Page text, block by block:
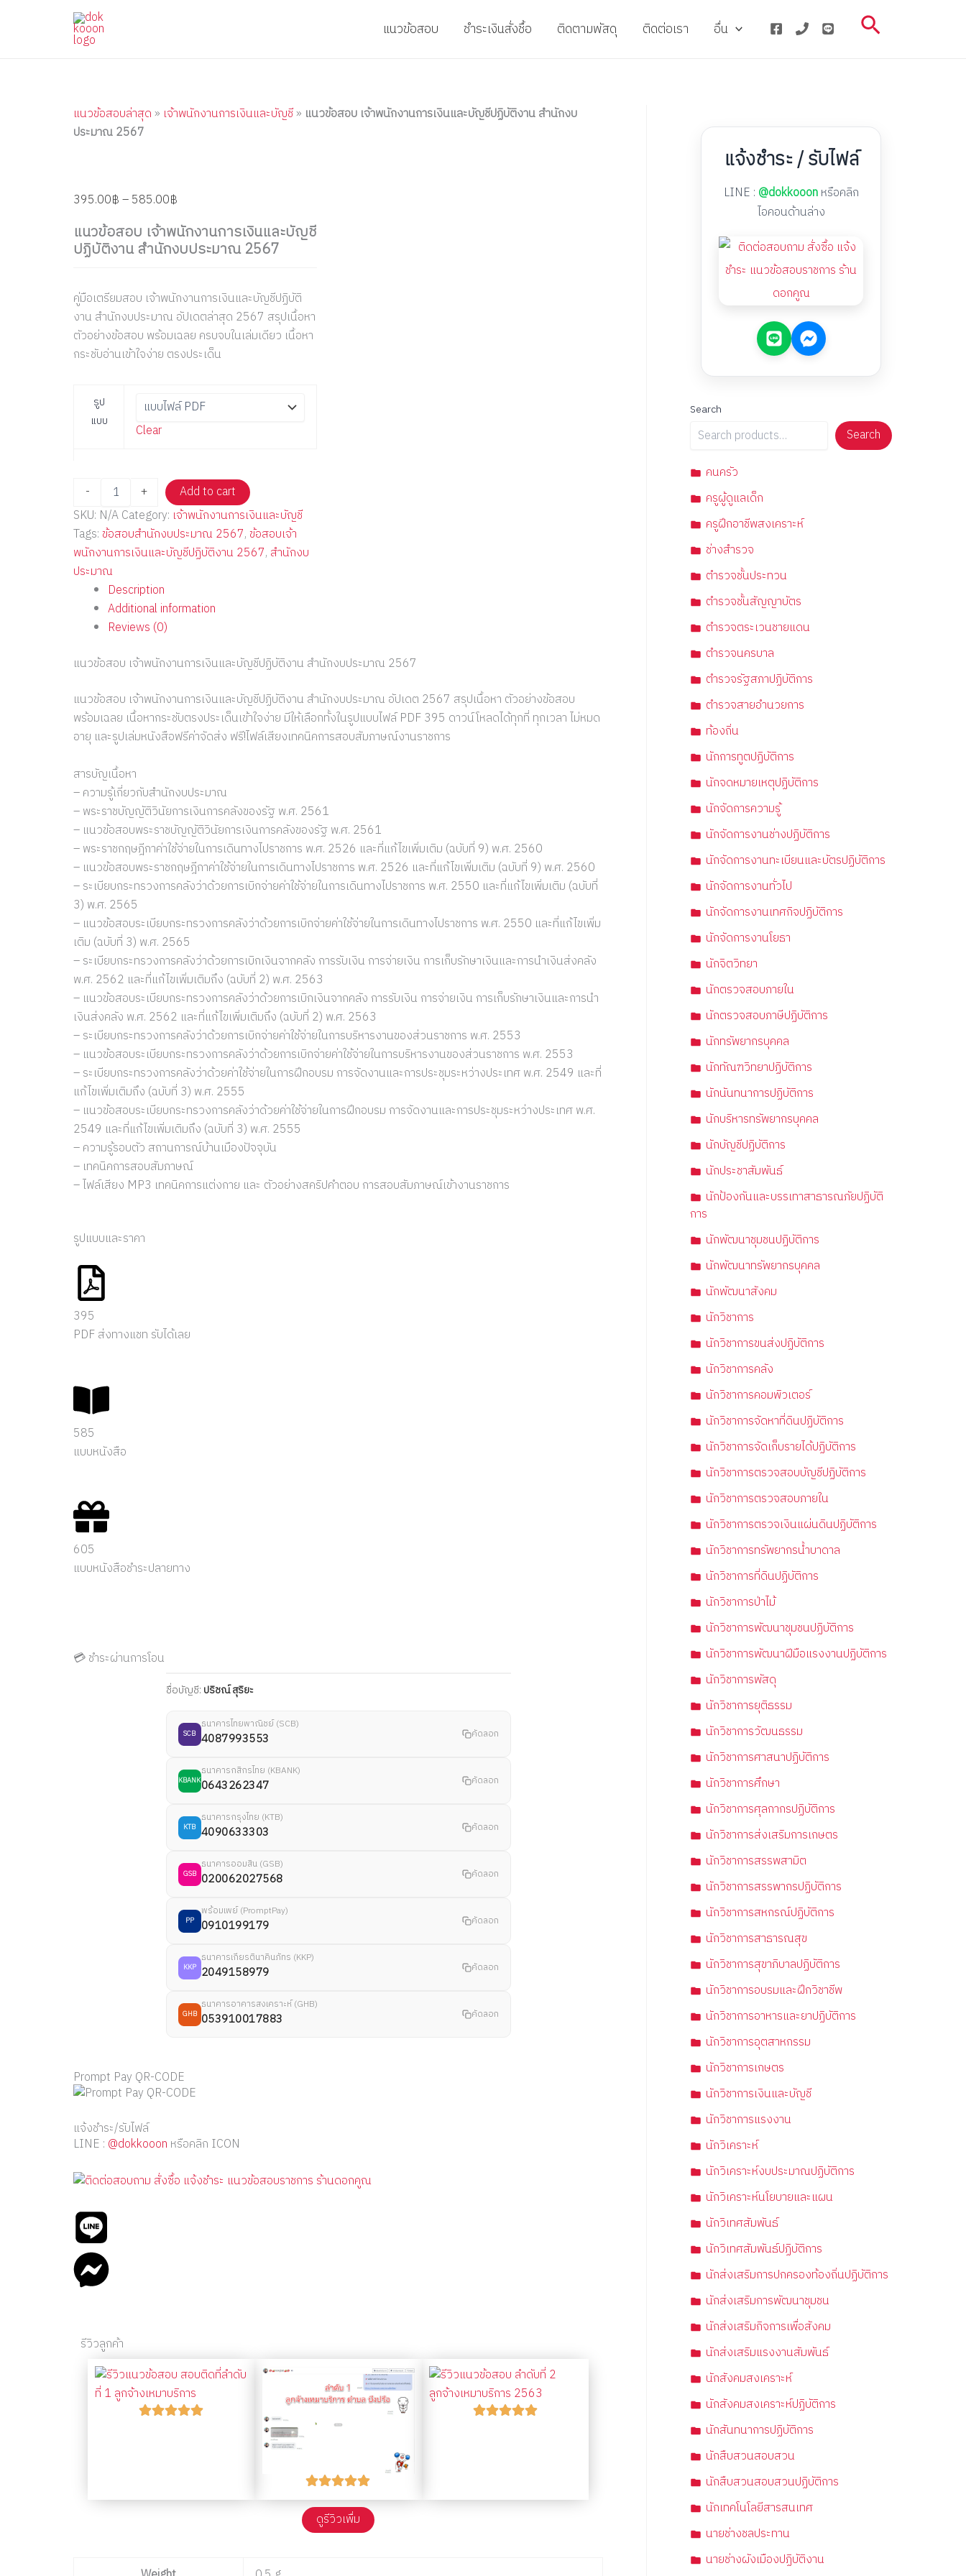
แนวข้อสอบ ชำระเงินสั่งชื้อ ติดตามพัสดุ ติดต่อเรา อื่น Search
แนวข้อสอบล่าสุด» เจ้าพนักงานการเงินและบัญชี» แนวข้อสอบ เจ้าพนักงานการเงินและบัญชีปฏิบัติงาน สำนักงบ
ประมาณ 2567
395.00฿–585.00฿
แนวข้อสอบ เจ้าพนักงานการเงินและบัญชี
ปฏิบัติงาน สำนักงบประมาณ 2567
คู่มือเตรียมสอบ เจ้าพนักงานการเงินและบัญชีปฏิบัติ
งาน สำนักงบประมาณ อัปเดตล่าสุด 2567 สรุปเนื้อหา
ตัวอย่างข้อสอบ พร้อมเฉลย ครบจบในเล่มเดียว เนื้อหา
กระชับอ่านเข้าใจง่าย ตรงประเด็น
รูป
แบบ
Clear
-
ข้อสอบ
เจ้า
พนักงาน
บัญชี
ปฏิบัติ
งาน
2567
quantity
+
Add to cart
SKU: N/ACategory: เจ้าพนักงานการเงินและบัญชี
Tags:ข้อสอบสำนักงบประมาณ 2567,ข้อสอบเจ้า
พนักงานการเงินและบัญชีปฏิบัติงาน 2567, สำนักงบ
ประมาณ
Description
Additional information
Reviews (0)
แนวข้อสอบ เจ้าพนักงานการเงินและบัญชีปฏิบัติงาน สำนักงบประมาณ 2567
แนวข้อสอบ เจ้าพนักงานการเงินและบัญชีปฏิบัติงาน สำนักงบประมาณ อัปเดต 2567 สรุปเนื้อหา ตัวอย่างข้อสอบ
พร้อมเฉลย เนื้อหากระชับตรงประเด็นเข้าใจง่าย มีให้เลือกทั้งในรูปแบบไฟล์ PDF 395 ดาวน์โหลดได้ทุกที่ ทุกเวลา ไม่หมด
อายุ และรูปเล่มหนังสือฟรีค่าจัดส่ง ฟรี!ไฟล์เสียงเทคนิคการสอบสัมภาษณ์งานราชการ
สารบัญเนื้อหา
– ความรู้เกี่ยวกับสำนักงบประมาณ
– พระราชบัญญัติวินัยการเงินการคลังของรัฐ พ.ศ. 2561
– แนวข้อสอบพระราชบัญญัติวินัยการเงินการคลังของรัฐ พ.ศ. 2561
– พระราชกฤษฎีกาค่าใช้จ่ายในการเดินทางไปราชการ พ.ศ. 2526 และที่แก้ไขเพิ่มเติม (ฉบับที่ 9) พ.ศ. 2560
– แนวข้อสอบพระราชกฤษฎีกาค่าใช้จ่ายในการเดินทางไปราชการ พ.ศ. 2526 และที่แก้ไขเพิ่มเติม (ฉบับที่ 9) พ.ศ. 2560
– ระเบียบกระทรวงการคลังว่าด้วยการเบิกจ่ายค่าใช้จ่ายในการเดินทางไปราชการ พ.ศ. 2550 และที่แก้ไขเพิ่มเติม (ฉบับที่
3) พ.ศ. 2565
– แนวข้อสอบระเบียบกระทรวงการคลังว่าด้วยการเบิกจ่ายค่าใช้จ่ายในการเดินทางไปราชการ พ.ศ. 2550 และที่แก้ไขเพิ่ม
เติม (ฉบับที่ 3) พ.ศ. 2565
– ระเบียบกระทรวงการคลังว่าด้วยการเบิกเงินจากคลัง การรับเงิน การจ่ายเงิน การเก็บรักษาเงินและการนำเงินส่งคลัง
พ.ศ. 2562 และที่แก้ไขเพิ่มเติมถึง (ฉบับที่ 2) พ.ศ. 2563
– แนวข้อสอบระเบียบกระทรวงการคลังว่าด้วยการเบิกเงินจากคลัง การรับเงิน การจ่ายเงิน การเก็บรักษาเงินและการนำ
เงินส่งคลัง พ.ศ. 2562 และที่แก้ไขเพิ่มเติมถึง (ฉบับที่ 2) พ.ศ. 2563
– ระเบียบกระทรวงการคลังว่าด้วยการเบิกจ่ายค่าใช้จ่ายในการบริหารงานของส่วนราชการ พ.ศ. 2553
– แนวข้อสอบระเบียบกระทรวงการคลังว่าด้วยการเบิกจ่ายค่าใช้จ่ายในการบริหารงานของส่วนราชการ พ.ศ. 2553
– ระเบียบกระทรวงการคลังว่าด้วยค่าใช้จ่ายในการฝึกอบรม การจัดงานและการประชุมระหว่างประเทศ พ.ศ. 2549 และที่
แก้ไขเพิ่มเติมถึง (ฉบับที่ 3) พ.ศ. 2555
– แนวข้อสอบระเบียบกระทรวงการคลังว่าด้วยค่าใช้จ่ายในการฝึกอบรม การจัดงานและการประชุมระหว่างประเทศ พ.ศ.
2549 และที่แก้ไขเพิ่มเติมถึง (ฉบับที่ 3) พ.ศ. 2555
– ความรู้รอบตัว สถานการณ์บ้านเมืองปัจจุบัน
– เทคนิคการสอบสัมภาษณ์
– ไฟล์เสียง MP3 เทคนิคการแต่งกาย และ ตัวอย่างสคริปคำตอบ การสอบสัมภาษณ์เข้างานราชการ
รูปแบบและราคา
395
PDF ส่งทางแชท รับได้เลย
585
แบบหนังสือ
605
แบบหนังสือชำระปลายทาง
💳 ชำระผ่านการโอน
ชื่อบัญชี: ปริชณ์ สุริยะ
SCB
ธนาคารไทยพาณิชย์ (SCB)
4087993553 คัดลอก
KBANK
ธนาคารกสิกรไทย (KBANK)
0643262347 คัดลอก
KTB
ธนาคารกรุงไทย (KTB)
4090633303 คัดลอก
GSB
ธนาคารออมสิน (GSB)
020062027568 คัดลอก
PP
พร้อมเพย์ (PromptPay)
0910199179 คัดลอก
KKP
ธนาคารเกียรตินาคินภัทร (KKP)
2049158979 คัดลอก
GHB
ธนาคารอาคารสงเคราะห์ (GHB)
053910017883 คัดลอก
Prompt Pay QR-CODE
แจ้งชำระ/รับไฟล์
LINE : @dokkooon หรือคลิก ICON
รีวิวลูกค้า
ดูรีวิวเพื่ม
แจ้งชำระ / รับไฟล์
LINE : @dokkooonหรือคลิก
ไอคอนด้านล่าง
Search
Search
คนครัว
ครูผู้ดูแลเด็ก
ครูฝึกอาชีพสงเคราะห์
ช่างสำรวจ
ตำรวจชั้นประทวน
ตำรวจชั้นสัญญาบัตร
ตำรวจตระเวนชายแดน
ตำรวจนครบาล
ตำรวจรัฐสภาปฏิบัติการ
ตำรวจสายอำนวยการ
ท้องถิ่น
นักการทูตปฏิบัติการ
นักจดหมายเหตุปฏิบัติการ
นักจัดการความรู้
นักจัดการงานช่างปฏิบัติการ
นักจัดการงานทะเบียนและบัตรปฏิบัติการ
นักจัดการงานทั่วไป
นักจัดการงานเทศกิจปฏิบัติการ
นักจัดการงานโยธา
นักจิตวิทยา
นักตรวจสอบภายใน
นักตรวจสอบภาษีปฏิบัติการ
นักทรัพยากรบุคคล
นักทัณฑวิทยาปฏิบัติการ
นักนันทนาการปฏิบัติการ
นักบริหารทรัพยากรบุคคล
นักบัญชีปฏิบัติการ
นักประชาสัมพันธ์
นักป้องกันและบรรเทาสาธารณภัยปฏิบัติ
การ
นักพัฒนาชุมชนปฏิบัติการ
นักพัฒนาทรัพยากรบุคคล
นักพัฒนาสังคม
นักวิชาการ
นักวิชาการขนส่งปฏิบัติการ
นักวิชาการคลัง
นักวิชาการคอมพิวเตอร์
นักวิชาการจัดหาที่ดินปฏิบัติการ
นักวิชาการจัดเก็บรายได้ปฏิบัติการ
นักวิชาการตรวจสอบบัญชีปฏิบัติการ
นักวิชาการตรวจสอบภายใน
นักวิชาการตรวจเงินแผ่นดินปฏิบัติการ
นักวิชาการทรัพยากรน้ำบาดาล
นักวิชาการที่ดินปฏิบัติการ
นักวิชาการป่าไม้
นักวิชาการพัฒนาชุมชนปฏิบัติการ
นักวิชาการพัฒนาฝีมือแรงงานปฏิบัติการ
นักวิชาการพัสดุ
นักวิชาการยุติธรรม
นักวิชาการวัฒนธรรม
นักวิชาการศาสนาปฏิบัติการ
นักวิชาการศึกษา
นักวิชาการศุลกากรปฏิบัติการ
นักวิชาการส่งเสริมการเกษตร
นักวิชาการสรรพสามิต
นักวิชาการสรรพากรปฏิบัติการ
นักวิชาการสหกรณ์ปฏิบัติการ
นักวิชาการสาธารณสุข
นักวิชาการสุขาภิบาลปฏิบัติการ
นักวิชาการอบรมและฝึกวิชาชีพ
นักวิชาการอาหารและยาปฏิบัติการ
นักวิชาการอุตสาหกรรม
นักวิชาการเกษตร
นักวิชาการเงินและบัญชี
นักวิชาการแรงงาน
นักวิเคราะห์
นักวิเคราะห์งบประมาณปฏิบัติการ
นักวิเคราะห์นโยบายและแผน
นักวิเทศสัมพันธ์
นักวิเทศสัมพันธ์ปฏิบัติการ
นักส่งเสริมการปกครองท้องถิ่นปฏิบัติการ
นักส่งเสริมการพัฒนาชุมชน
นักส่งเสริมกิจการเพื่อสังคม
นักส่งเสริมแรงงานสัมพันธ์
นักสังคมสงเคราะห์
นักสังคมสงเคราะห์ปฏิบัติการ
นักสันทนาการปฏิบัติการ
นักสืบสวนสอบสวน
นักสืบสวนสอบสวนปฏิบัติการ
นักเทคโนโลยีสารสนเทศ
นายช่างชลประทาน
นายช่างผังเมืองปฏิบัติงาน